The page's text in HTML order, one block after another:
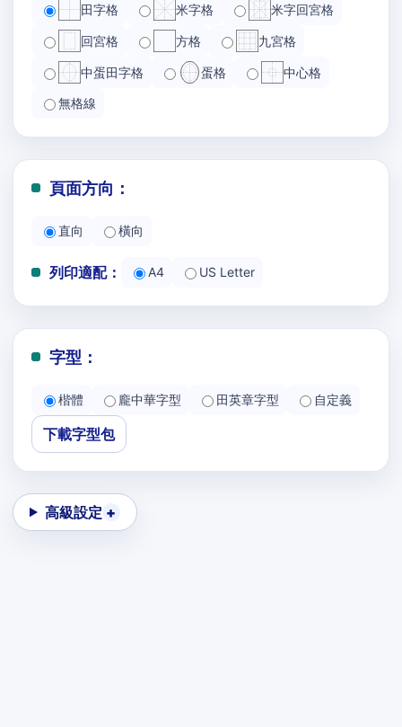
田字格 米字格 米字回宮格
回宮格 方格 九宮格
中蛋田字格 蛋格 中心格
無格線
頁面方向：
直向 橫向
列印適配： A4 US Letter
字型：
楷體 龐中華字型 田英章字型 自定義
下載字型包
高級設定